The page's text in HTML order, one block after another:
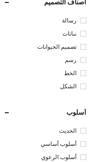
أصناف التصميم
رسالة
نباتات
تصميم الحيوانات
رسم
الخط
الشكل
أسلوب
الحديث
أسلوب أساسي
أسلوب الرعوي